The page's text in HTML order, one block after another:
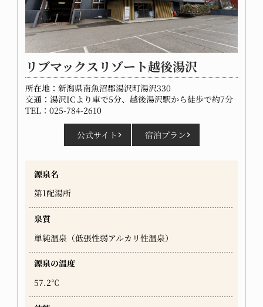
リブマックスリゾート越後湯沢
所在地：新潟県南魚沼郡湯沢町湯沢330
交通：湯沢ICより車で5分、越後湯沢駅から徒歩で約7分
TEL：025-784-2610
公式サイト 宿泊プラン
源泉名
第1配湯所
泉質
単純温泉（低張性弱アルカリ性温泉）
源泉の温度
57.2℃